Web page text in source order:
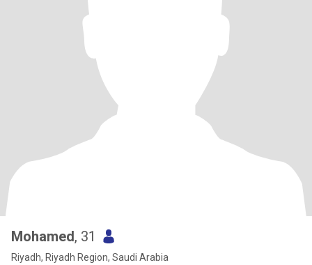
Mohamed, 31
Riyadh, Riyadh Region, Saudi Arabia